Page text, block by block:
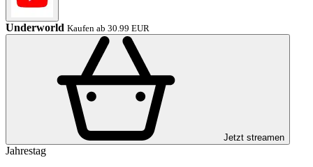
Underworld Kaufen ab 30.99 EUR
Jetzt streamen
Jahrestag